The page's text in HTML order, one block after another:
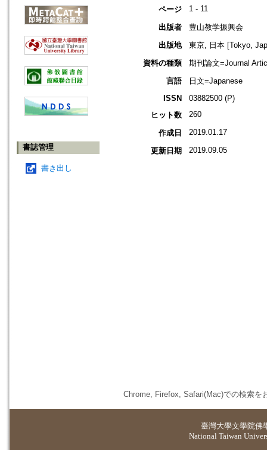
書誌管理
書き出し
ページ 1 - 11
出版者
豊山教学振興会
出版地
東京, 日本 [Tokyo,
資料の種類
期刊論文=Journal
言語
日文=Japanese
ISSN
03882500 (P)
ヒット数
260
作成日 2019.01.17
更新日期 2019.09.05
Chrome, Firefox, Safari(Mac)での検索を
臺灣大學文學院佛
National Taiwan